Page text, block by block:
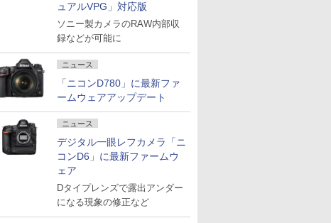
ュアルVPG」対応版
ソニー製カメラのRAW内部収
録などが可能に
ニュース
「ニコンD780」に最新ファ
ームウェアアップデート
ニュース
デジタル一眼レフカメラ「ニ
コンD6」に最新ファームウ
ェア
Dタイプレンズで露出アンダー
になる現象の修正など